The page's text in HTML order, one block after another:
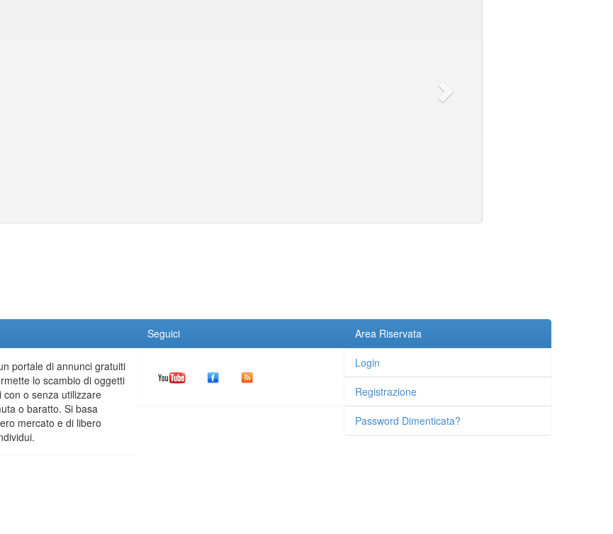
portale di annunci gratuiti
lo scambio di oggetti
con o senza utilizzare
o baratto. Si basa
mercato e di libero
Seguici Area Riservata
Login
Registrazione
Password Dimenticata?